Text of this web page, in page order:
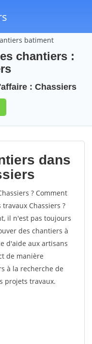
batiment
chantiers :
: Chassiers
dans
? Comment
Chassiers ?
il n'est pas toujours
des chantiers à
d'aide aux artisans
de manière
à la recherche de
projets travaux.